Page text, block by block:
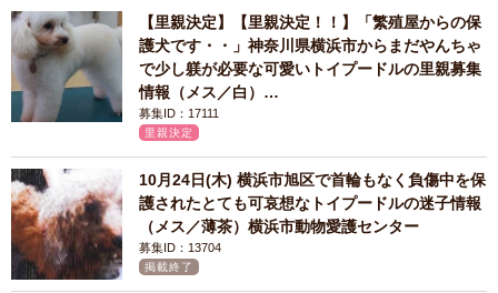
【里親決定】【里親決定！！】「繁殖屋からの保
護犬です・・」神奈川県横浜市からまだやんちゃ
で少し躾が必要な可愛いトイプードルの里親募集
情報（メス／白）…
募集ID：17111
里親決定
10月24日(木) 横浜市旭区で首輪もなく負傷中を保
護されたとても可哀想なトイプードルの迷子情報
（メス／薄茶）横浜市動物愛護センター
募集ID：13704
掲載終了